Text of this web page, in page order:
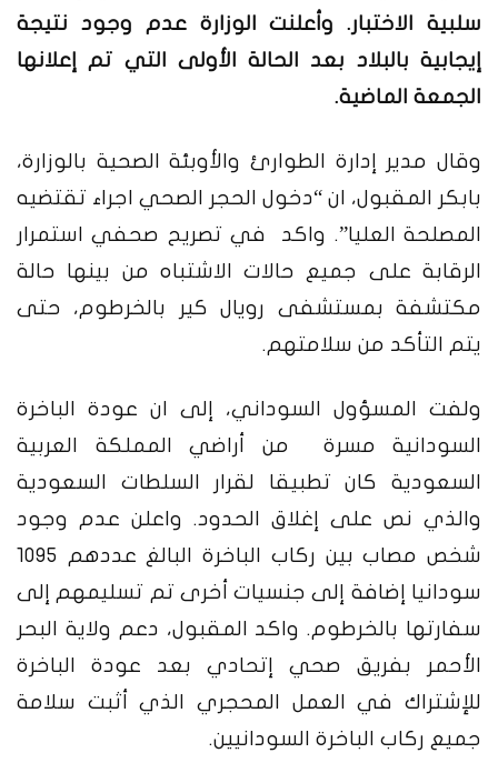
سلبية الاختبار. وأعلنت الوزارة عدم وجود نتيجة
إيجابية بالبلاد بعد الحالة الأولى التي تم إعلانها
الجمعة الماضية.
وقال مدير إدارة الطوارئ والأوبئة الصحية بالوزارة،
بابكر المقبول، ان “دخول الحجر الصحي اجراء تقتضيه
المصلحة العليا”. واكد في تصريح صحفي استمرار
الرقابة على جميع حالات الاشتباه من بينها حالة
مكتشفة بمستشفى رويال كير بالخرطوم، حتى
يتم التأكد من سلامتهم.
ولفت المسؤول السوداني، إلى ان عودة الباخرة
السودانية مسرة من أراضي المملكة العربية
السعودية كان تطبيقا لقرار السلطات السعودية
والذي نص على إغلاق الحدود. واعلن عدم وجود
شخص مصاب بين ركاب الباخرة البالغ عددهم 1095
سودانيا إضافة إلى جنسيات أخرى تم تسليمهم إلى
سفارتها بالخرطوم. واكد المقبول، دعم ولاية البحر
الأحمر بفريق صحي إتحادي بعد عودة الباخرة
للإشتراك في العمل المحجري الذي أثبت سلامة
جميع ركاب الباخرة السودانيين.